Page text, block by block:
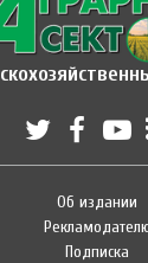
Об издании
Подписка